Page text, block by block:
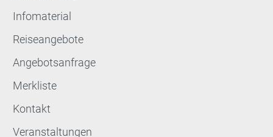
Infomaterial
Reiseangebote
Angebotsanfrage
Merkliste
Kontakt
Veranstaltungen